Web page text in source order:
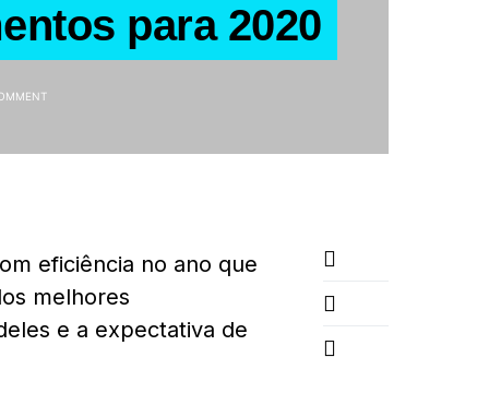
para 2020
eficiência no ano que
melhores
e a expectativa de